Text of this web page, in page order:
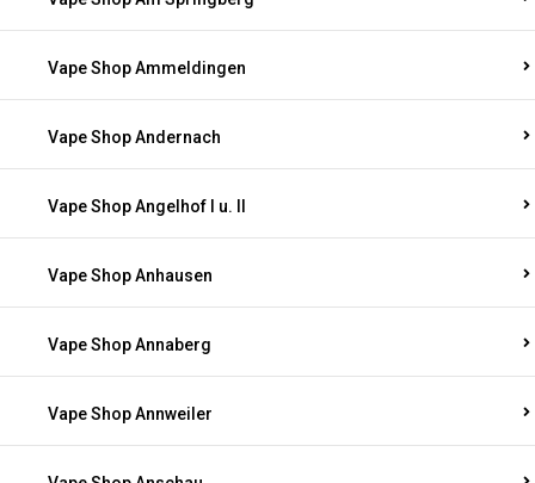
Vape Shop Ammeldingen
Vape Shop Andernach
Vape Shop Angelhof I u. II
Vape Shop Anhausen
Vape Shop Annaberg
Vape Shop Annweiler